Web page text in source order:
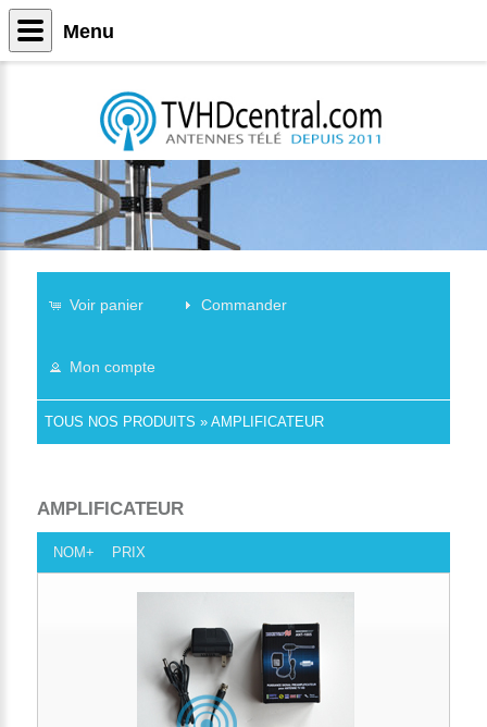
Voir panier Commander
Mon compte
TOUS NOS PRODUITS » AMPLIFICATEUR
AMPLIFICATEUR
NOM+ PRIX
Menu